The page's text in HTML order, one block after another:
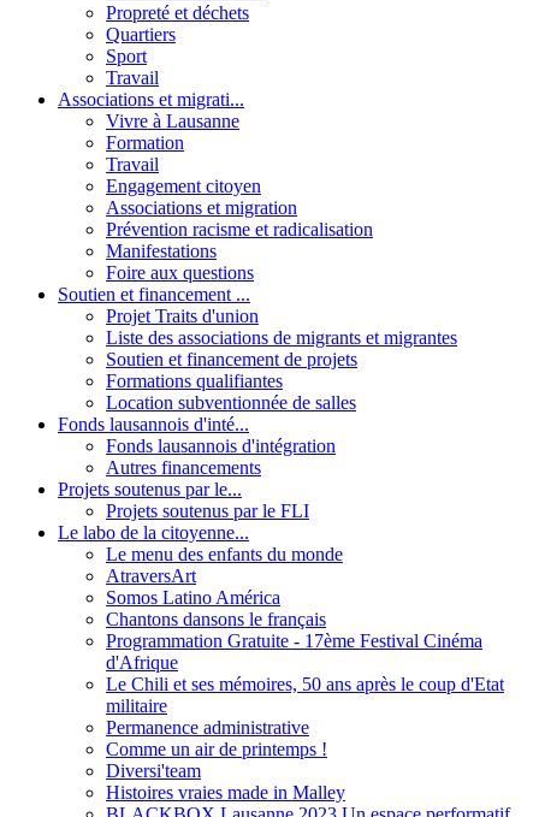
Propreté et déchets
Quartiers
Sport
Travail
Associations et migrati...
Vivre à Lausanne
Formation
Travail
Engagement citoyen
Associations et migration
Prévention racisme et radicalisation
Manifestations
Foire aux questions
Soutien et financement ...
Projet Traits d'union
Liste des associations de migrants et migrantes
Soutien et financement de projets
Formations qualifiantes
Location subventionnée de salles
Fonds lausannois d'inté...
Fonds lausannois d'intégration
Autres financements
Projets soutenus par le...
Projets soutenus par le FLI
Le labo de la citoyenne...
Le menu des enfants du monde
AtraversArt
Somos Latino América
Chantons dansons le français
Programmation Gratuite - 17ème Festival Cinéma
d'Afrique
Le Chili et ses mémoires, 50 ans après le coup d'Etat
militaire
Permanence administrative
Comme un air de printemps !
Diversi'team
Histoires vraies made in Malley